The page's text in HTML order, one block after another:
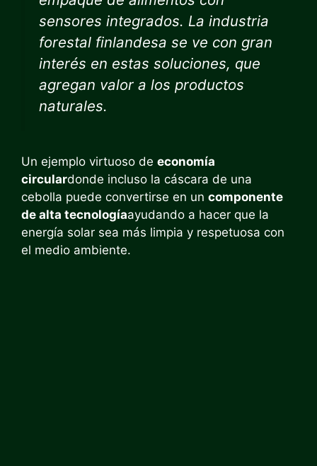
sensores integrados. La industria
forestal finlandesa se ve con gran
interés en estas soluciones, que
agregan valor a los productos
naturales.
Un ejemplo virtuoso de economía
circulardonde incluso la cáscara de una
cebolla puede convertirse en un componente
de alta tecnologíaayudando a hacer que la
energía solar sea más limpia y respetuosa con
el medio ambiente.